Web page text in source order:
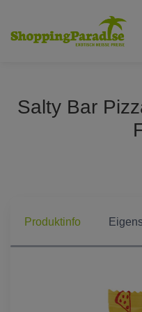
Salty Bar
Produktinfo